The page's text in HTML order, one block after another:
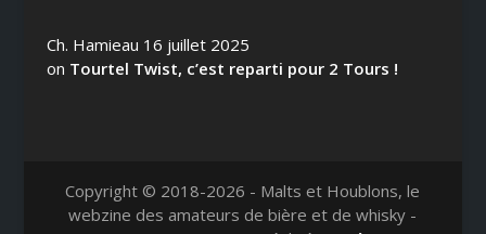
Ch. Hamieau 16 juillet 2025
on Tourtel Twist, c’est reparti pour 2 Tours !
Copyright © 2018-2026 - Malts et Houblons, le
webzine des amateurs de bière et de whisky -